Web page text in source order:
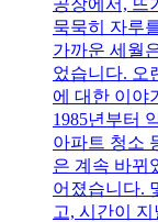
묵묵히 자루
가까운 세월
었습니다. 오
에 대한 이야
1985년부터
아파트 청소
은 계속 바뀌
어졌습니다.
고, 시간이